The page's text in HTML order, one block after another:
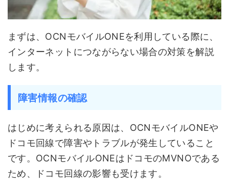
まずは、OCNモバイルONEを利用している際に、
インターネットにつながらない場合の対策を解説
します。
障害情報の確認
はじめに考えられる原因は、OCNモバイルONEや
ドコモ回線で障害やトラブルが発生していること
です。OCNモバイルONEはドコモのMVNOである
ため、ドコモ回線の影響も受けます。